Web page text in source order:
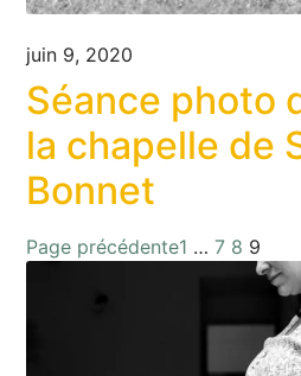
juin 9, 2020
Séance photo
la chapelle de
Bonnet
Page précédente1 … 7 8 9